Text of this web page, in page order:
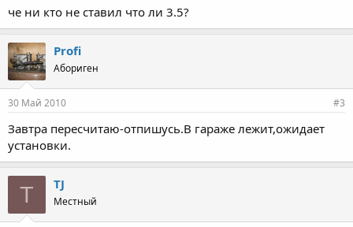
че ни кто не ставил что ли 3.5?
Profi
Абориген
30 Май 2010 #3
Завтра пересчитаю-отпишусь.В гараже лежит,ожидает
установки.
T TJ
Местный